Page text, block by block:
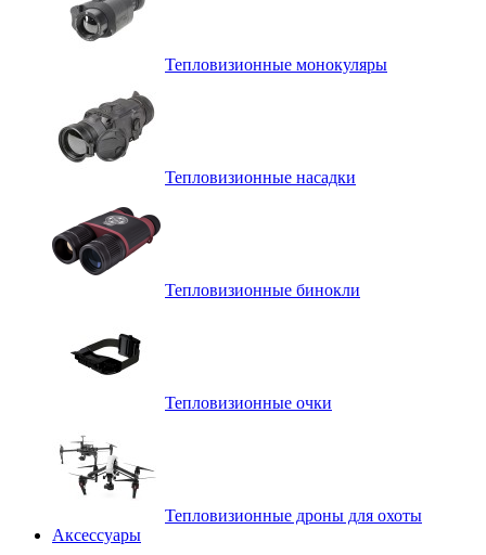
Тепловизионные монокуляры
Тепловизионные насадки
Тепловизионные бинокли
Тепловизионные очки
Тепловизионные дроны для охоты
Аксессуары